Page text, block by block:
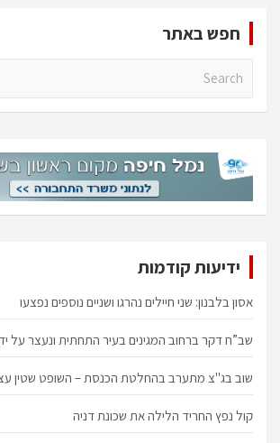
חפש באתר
h
ידיעות קודמות
אסון בלבנון: שני חיילים נהרגו ושניים נוספים נפצעו
שב”ח דקר ברחוב המגינים בעיר התחתית ונעצר על
שוב בג"צ מתערב בהחלטת הכנסת – השופט שטין
קול נפץ החריד הלילה את שכונת דניה